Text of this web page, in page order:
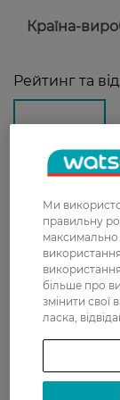
Країна-
Рейтинг та
Доставка
Нова
У
Вартість
Ми
правильну
більше про
змінити
ласка,